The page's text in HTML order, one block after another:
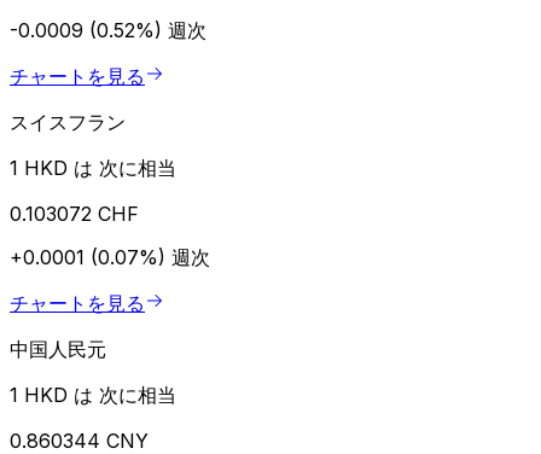
-0.0009 (0.52%) 週次
チャートを見る
スイスフラン
1 HKD は 次に相当
0.103072 CHF
+0.0001 (0.07%) 週次
チャートを見る
中国人民元
1 HKD は 次に相当
0.860344 CNY